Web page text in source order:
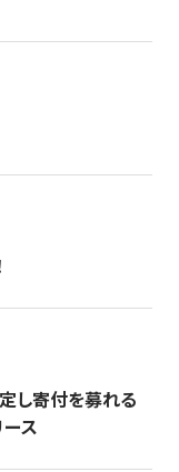
し寄付を募れる
ス